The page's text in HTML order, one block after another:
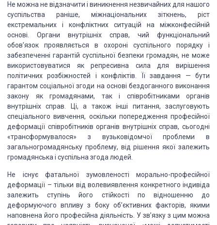
Не можна не відзначити і виникнення незвичайних для нашого
суспільства раніше, міжнаціональних зіткнень, ріст
екстремальних і конфліктних ситуацій на міжконфесійній
основі. Органи внутрішніх справ, чий функціональний
обов’язок проявляється в охороні суспільного порядку і
забезпеченні гарантій суспільної безпеки громадян, не може
використовуватися як репресивна сила для вирішення
політичних розбіжностей і конфліктів. Її завдання — бути
гарантом соціальної згоди на основі бездоганного виконання
закону як громадянами, так і співробітниками органів
внутрішніх справ. Ці, а також інші питання, заслуговують
спеціального вивчення, оскільки попередження професійної
деформації співробітників органів внутрішніх справ, сьогодні
«трансформувалося» з вузьковідомчої проблеми в
загальногромадянську проблему, від рішення якої залежить
громадянська і суспільна згода людей.
Не існує фатальної зумовленості морально-професійної
деформації – тільки від волевиявлення конкретного індивіда
залежить ступінь його стійкості по відношенню до
деформуючого впливу з бокуоб’єктивних факторів, якими
наповнена його професійна діяльність. У зв’язку з цим можна